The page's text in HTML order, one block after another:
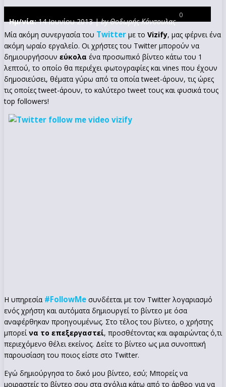
Ημ/νία:14 Ιουνίου 2013 |by Θοδωρής Κόνσουλας
0
Μία ακόμη συνεργασία του Twitter με το Vizify, μας φέρνει ένα
ακόμη ωραίο εργαλείο. Οι χρήστες του Twitter μπορούν να
δημιουργήσουν εύκολα ένα προσωπικό βίντεο κάτω του 1
λεπτού, το οποίο θα περιέχει φωτογραφίες και vines που έχουν
δημοσιεύσει, θέματα γύρω από τα οποία tweet-άρουν, τις ώρες
τις οποίες tweet-άρουν, το καλύτερο tweet τους και φυσικά τους
top followers!
Η υπηρεσία #FollowMe συνδέεται με τον Twitter λογαριασμό
ενός χρήστη και αυτόματα δημιουργεί το βίντεο με όσα
αναφέρθηκαν προηγουμένως. Στο τέλος του βίντεο, ο χρήστης
μπορεί να το επεξεργαστεί, προσθέτοντας και αφαιρώντας ό,τι
περιεχόμενο θέλει εκείνος. Δείτε το βίντεο ως μια συνοπτική
παρουσίαση του ποιος είστε στο Twitter.
Εγώ δημιούργησα το δικό μου βίντεο, εσύ; Μπορείς να
μοιραστείς το βίντεο σου στα σχόλια κάτω από το άρθρο για να